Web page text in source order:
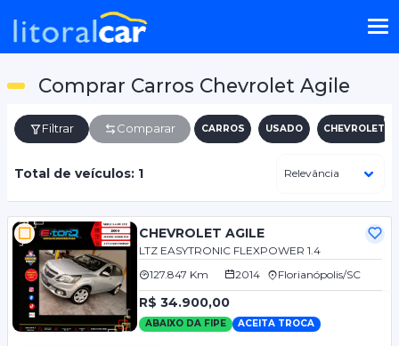
Comprar Carros Chevrolet Agile
Filtrar Comparar CARROS USADO CHEVROLET
Total de veículos: 1
CHEVROLET AGILE
LTZ EASYTRONIC FLEXPOWER 1.4
127.847 Km
2014 Florianópolis/SC
R$ 34.900,00
ABAIXO DA FIPE ACEITA TROCA